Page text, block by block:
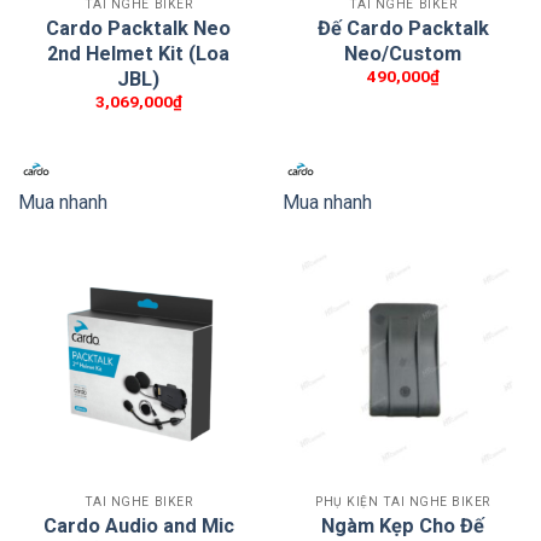
nghiệm lái xe liền mạch.
PACKTALK EDGE sẵn sàng cải thiện cách bạn giao
tiếp với những người bạn đồng hành của mình
Edge đi kèm loa của JBL để cải thiện chất lượng
âm thanh. Mẫu mới có loa 40mm tạo ra giọng nói rõ
TAI NGHE BIKER
Cardo Packtalk Neo
2nd Helmet Kit (Loa
JBL)
3,069,000₫
Mua nhanh
TAI NGHE BIKER
Đế Cardo Packtalk
Neo/Custom
490,000₫
Mua nhanh
TAI NGHE BIKER
Cardo Audio and Mic
PHỤ KIỆN TAI NGHE BIKER
Ngàm Kẹp Cho Đế